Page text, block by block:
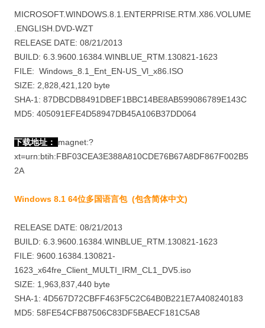
MICROSOFT.WINDOWS.8.1.ENTERPRISE.RTM.X86.VOLUME
.ENGLISH.DVD-WZT
RELEASE DATE: 08/21/2013
BUILD: 6.3.9600.16384.WINBLUE_RTM.130821-1623
FILE: Windows_8.1_Ent_EN-US_Vl_x86.ISO
SIZE: 2,828,421,120 byte
SHA-1: 87DBCDB8491DBEF1BBC14BE8AB599086789E143C
MD5: 405091EFE4D58947DB45A106B37DD064
下载地址： magnet:?
xt=urn:btih:FBF03CEA3E388A810CDE76B67A8DF867F002B5
2A
Windows 8.1 64位多国语言包 (包含简体中文)
RELEASE DATE: 08/21/2013
BUILD: 6.3.9600.16384.WINBLUE_RTM.130821-1623
FILE: 9600.16384.130821-
1623_x64fre_Client_MULTI_IRM_CL1_DV5.iso
SIZE: 1,963,837,440 byte
SHA-1: 4D567D72CBFF463F5C2C64B0B221E7A408240183
MD5: 58FE54CFB87506C83DF5BAECF181C5A8